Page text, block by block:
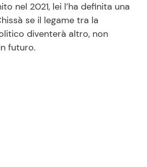
nel 2021, lei l’ha definita una
se il legame tra la
diventerà altro, non
futuro.